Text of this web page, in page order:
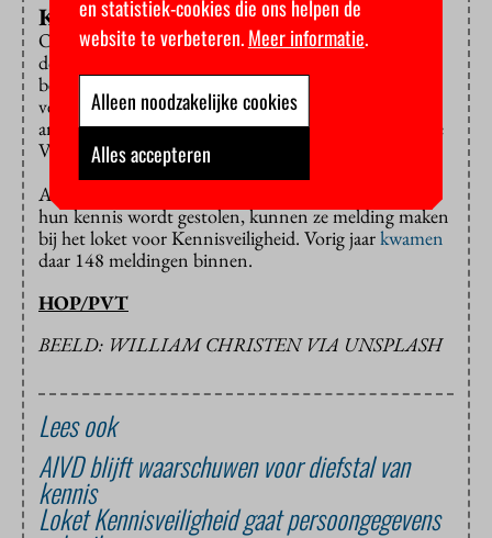
Kennisveiligheid
Onderwijsminister Robbert Dijkgraaf laatonderzoek
doen. Het is volgens hem denkbaar dat China het
beursprogramma voor promovendi inzet voor het
verwerven van hoogwaardige kennis en technologie,
antwoordde hij vorige maand op Kamervragen van de
VVD.
Als wetenschappers vermoeden dat er een risico is dat
hun kennis wordt gestolen, kunnen ze melding maken
bij het loket voor Kennisveiligheid. Vorig jaarkwamen
daar 148 meldingen binnen.
HOP/PVT
BEELD: WILLIAM CHRISTEN VIA UNSPLASH
Lees ook
AIVD blijft waarschuwen voor diefstal van
kennis
Loket Kennisveiligheid gaat persoongegevens
en statistiek-cookies die ons helpen de
website te verbeteren.Meer informatie.
Alleen noodzakelijke cookies
Alles accepteren